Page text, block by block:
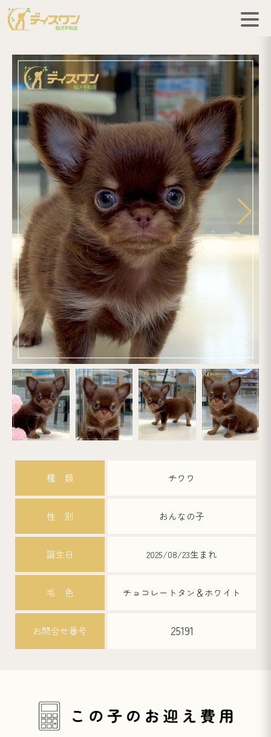
種 類 チワワ
性 別 おんなの子
誕生日 2025/08/23生まれ
毛 色 チョコレートタン＆ホワイト
お問合せ番号 25191